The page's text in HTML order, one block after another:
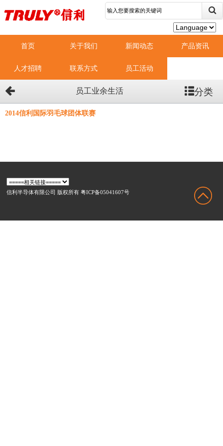
首页 关于我们 新闻动态 产品资讯
人才招聘 联系方式 员工活动
员工业余生活 分类
2014信利国际羽毛球团体联赛
信利半导体有限公司 版权所有 粤ICP备05041607号